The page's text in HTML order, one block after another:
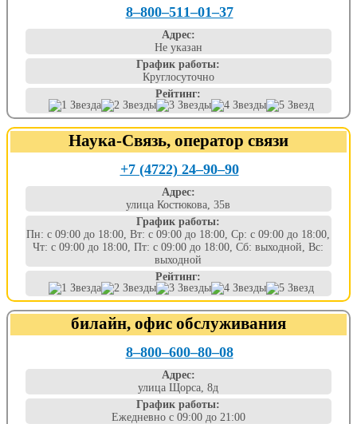
8‒800‒511‒01‒37
Адрес:
Не указан
График работы:
Круглосуточно
Рейтинг:
Наука-Связь, оператор связи
+7 (4722) 24‒90‒90
Адрес:
улица Костюкова, 35в
График работы:
Пн: с 09:00 до 18:00, Вт: с 09:00 до 18:00, Ср: с 09:00 до 18:00,
Чт: с 09:00 до 18:00, Пт: с 09:00 до 18:00, Сб: выходной, Вс:
выходной
Рейтинг:
билайн, офис обслуживания
8‒800‒600‒80‒08
Адрес:
улица Щорса, 8д
График работы:
Ежедневно с 09:00 до 21:00